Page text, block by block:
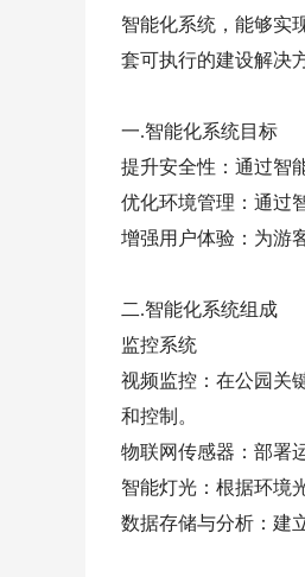
智能化系统，能够实
套可执行的建设解决
一.智能化系统目标
提升安全性：通过智
优化环境管理：通过
增强用户体验：为游
二.智能化系统组成
监控系统
视频监控：在公园关
和控制。
物联网传感器：部署
智能灯光：根据环境
数据存储与分析：建